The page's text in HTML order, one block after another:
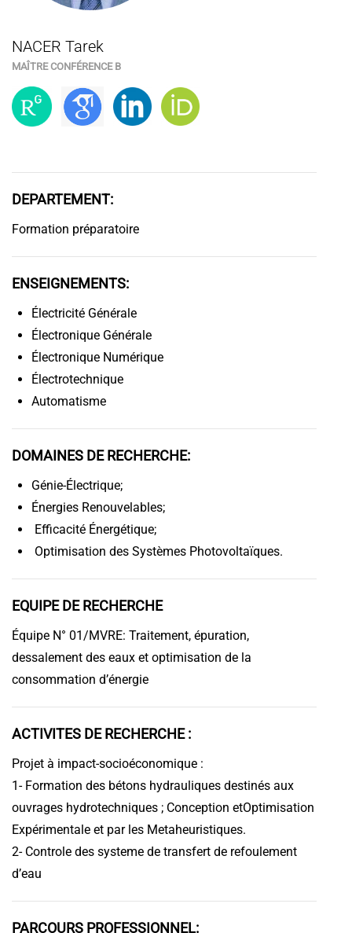
NACER Tarek
MAÎTRE CONFÉRENCE B
DEPARTEMENT:
Formation préparatoire
ENSEIGNEMENTS:
Électricité Générale
Électronique Générale
Électronique Numérique
Électrotechnique
Automatisme
DOMAINES DE RECHERCHE:
Génie-Électrique;
Énergies Renouvelables;
Efficacité Énergétique;
Optimisation des Systèmes Photovoltaïques.
EQUIPE DE RECHERCHE
Équipe N° 01/MVRE: Traitement, épuration,
dessalement des eaux et optimisation de la
consommation d’énergie
ACTIVITES DE RECHERCHE :
Projet à impact-socioéconomique :
1- Formation des bétons hydrauliques destinés aux
ouvrages hydrotechniques ; Conception etOptimisation
Expérimentale et par les Metaheuristiques.
2- Controle des systeme de transfert de refoulement
d’eau
PARCOURS PROFESSIONNEL: